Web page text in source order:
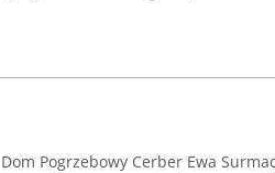
Dom Pogrzebowy Cerber Ewa